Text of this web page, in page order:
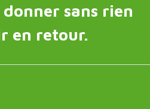
sans rien
en retour.